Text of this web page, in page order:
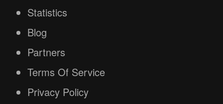
Statistics
Blog
Partners
Terms Of Service
Privacy Policy